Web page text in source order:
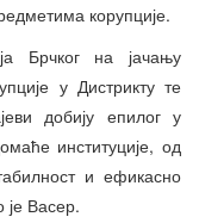
корупције.
Брчког на јачању
у Дистрикту те
добију епилог у
институције, од
и ефикасно
је Васер.